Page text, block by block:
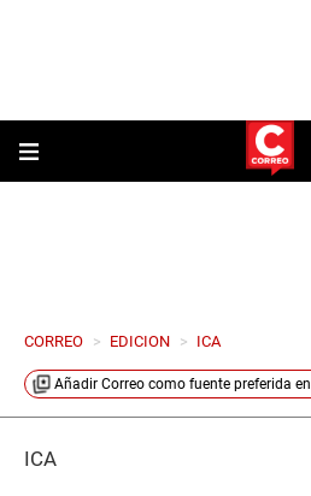
CORREO > EDICION > ICA
Añadir Correo como fuente preferida en
ICA